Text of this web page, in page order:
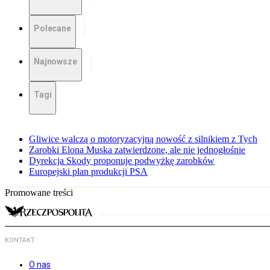
Polecane
Najnowsze
Tagi
Gliwice walczą o motoryzacyjną nowość z silnikiem z Tych
Zarobki Elona Muska zatwierdzone, ale nie jednogłośnie
Dyrekcja Skody proponuje podwyżkę zarobków
Europejski plan produkcji PSA
Promowane treści
KONTAKT
O nas